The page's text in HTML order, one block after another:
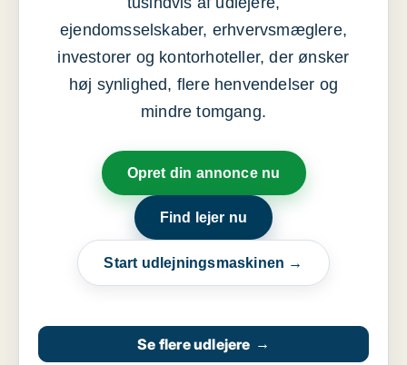
ejendomsselskaber, erhvervsmæglere,
investorer og kontorhoteller, der ønsker
høj synlighed, flere henvendelser og
mindre tomgang.
Opret din annonce nu
Find lejer nu
Start udlejningsmaskinen →
Se flere udlejere →